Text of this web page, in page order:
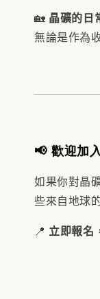
🏡 晶礦的日
無論是作為
📢 歡迎加
如果你對晶
些來自地球
📍 立即報名